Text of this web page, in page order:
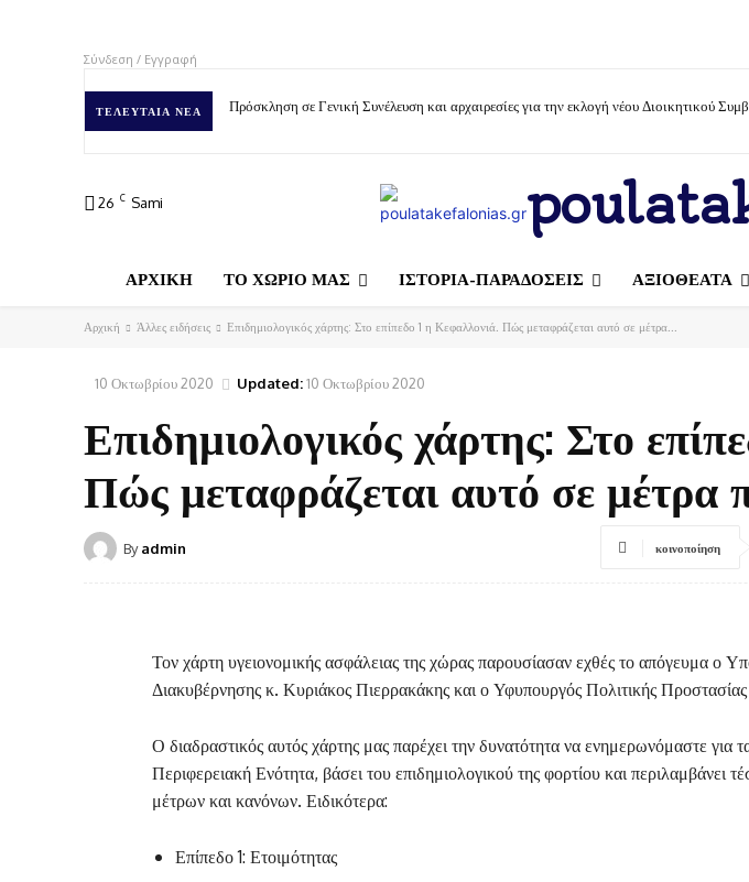
Σύνδεση / Εγγραφή
ΤΕΛΕΥΤΑΊΑ ΝΈΑ Πρόσκληση σε Γενική Συνέλευση και αρχαιρεσίες για την εκλογή νέου Διοικητικού
26 C Sami
ΑΡΧΙΚΗ ΤΟ ΧΩΡΙΟ ΜΑΣ ΙΣΤΟΡΙΑ-ΠΑΡΑΔΟΣΕΙΣ ΑΞΙΟΘΕΑΤΑ
Αρχική Άλλες ειδήσεις Επιδημιολογικός χάρτης: Στο επίπεδο 1 η Κεφαλλονιά. Πώς μεταφράζεται αυτό σε μέτρα...
10 Οκτωβρίου 2020 Updated:10 Οκτωβρίου 2020
Επιδημιολογικός χάρτης: Στο
Πώς μεταφράζεται αυτό σε μέτρα
By admin κοινοποίηση
Τον χάρτη υγειονομικής ασφάλειας της χώρας παρουσίασαν εχθές το απόγευμα ο
Διακυβέρνησης κ. Κυριάκος Πιερρακάκης και ο Υφυπουργός Πολιτικής
Ο διαδραστικός αυτός χάρτης μας παρέχει την δυνατότητα να ενημερωνόμαστε για
Περιφερειακή Ενότητα, βάσει του επιδημιολογικού της φορτίου και περιλαμβάνει
μέτρων και κανόνων. Ειδικότερα:
Επίπεδο 1: Ετοιμότητας